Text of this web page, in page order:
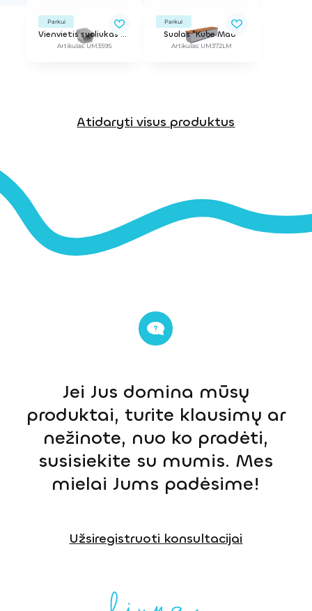
Parkui
Vienvietis suoliukas "Petrus"
Artikulas: UM359S
Parkui
Suolas "Kube Mad"
Artikulas: UM372LM
Atidaryti visus produktus
Jei Jus domina mūsų
produktai, turite klausimų ar
nežinote, nuo ko pradėti,
susisiekite su mumis. Mes
mielai Jums padėsime!
Užsiregistruoti konsultacijai